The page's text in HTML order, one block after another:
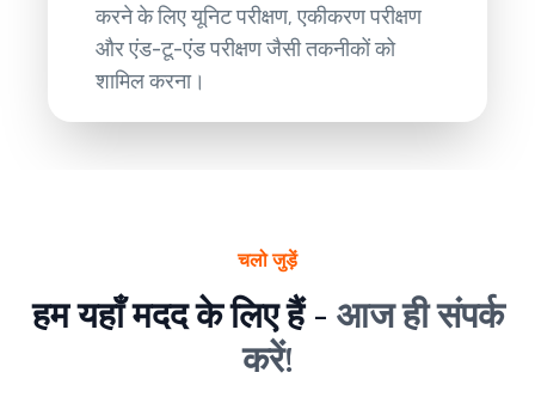
करने के लिए यूनिट परीक्षण, एकीकरण परीक्षण
और एंड-टू-एंड परीक्षण जैसी तकनीकों को
शामिल करना।
चलो जुड़ें
हम यहाँ मदद के लिए हैं - आज ही संपर्क
करें!